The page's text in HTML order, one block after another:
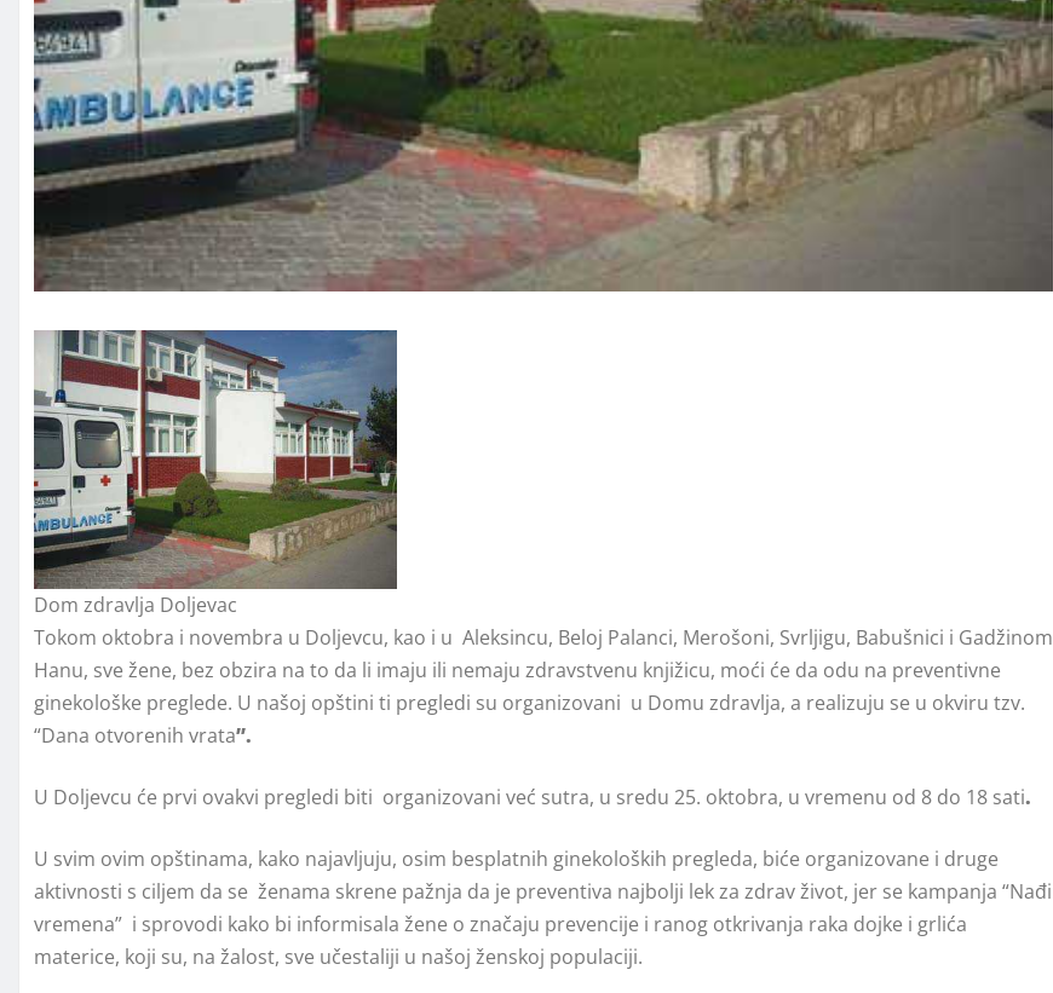
Dom zdravlja Doljevac
Tokom oktobra i novembra u Doljevcu, kao i u Aleksincu, Beloj Palanci, Merošoni, Svrljigu, Babušnici i Gadžinom
Hanu, sve žene, bez obzira na to da li imaju ili nemaju zdravstvenu knjižicu, moći će da odu na preventivne
ginekološke preglede. U našoj opštini ti pregledi su organizovani u Domu zdravlja, a realizuju se u okviru tzv.
“Dana otvorenih vrata”.
U Doljevcu će prvi ovakvi pregledi biti organizovani već sutra, u sredu 25. oktobra, u vremenu od 8 do 18 sati.
U svim ovim opštinama, kako najavljuju, osim besplatnih ginekoloških pregleda, biće organizovane i druge
aktivnosti s ciljem da se ženama skrene pažnja da je preventiva najbolji lek za zdrav život, jer se kampanja “Nađi
vremena” i sprovodi kako bi informisala žene o značaju prevencije i ranog otkrivanja raka dojke i grlića
materice, koji su, na žalost, sve učestaliji u našoj ženskoj populaciji.